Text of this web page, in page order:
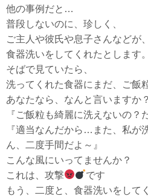
他の事例だと…
普段しないのに、珍しく、
ご主人や彼氏や息子さんなどが、
食器洗いをしてくれたとします。
そばで見ていたら、
洗ってくれた食器にまだ、ご飯
あなたなら、なんと言いますか？
『ご飯粒も綺麗に洗えないの？
『適当なんだから…また、私が
ん、二度手間だよ～』
こんな風にいってませんか？
これは、攻撃
です
もう、二度と、食器洗いをして